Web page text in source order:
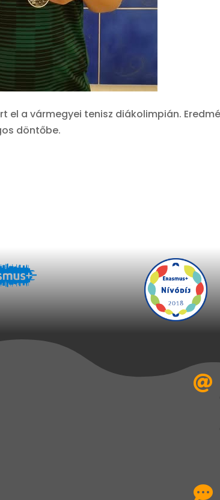
el a vármegyei tenisz diákolimpián.
döntőbe.

